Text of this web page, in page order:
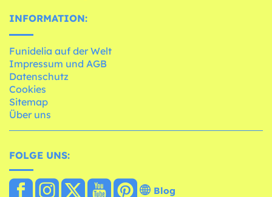
INFORMATION:
Funidelia auf der Welt
Impressum und AGB
Datenschutz
Cookies
Sitemap
Über uns
FOLGE UNS:
Blog